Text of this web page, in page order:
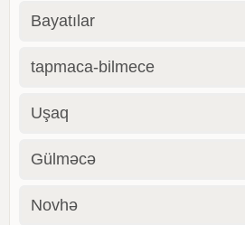
Bayatılar
tapmaca-bilmece
Uşaq
Gülməcə
Novhə